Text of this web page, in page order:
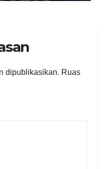
dipublikasikan. Ruas